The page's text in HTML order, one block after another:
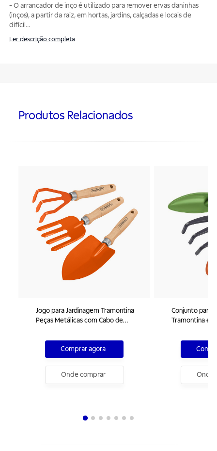
- O arrancador de inço é utilizado para remover ervas daninhas
(inços), a partir da raiz, em hortas, jardins, calçadas e locais de
difícil ...
Ler descrição completa
Produtos Relacionados
Jogo para Jardinagem Tramontina
Peças Metálicas com Cabo de
Comprar agora
Onde comprar
Conjunto para
Tramontina
Onde